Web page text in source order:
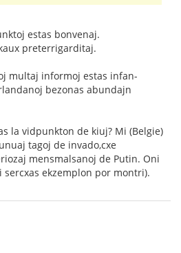
estas bonvenaj.
preterrigarditaj.
multaj informoj estas infan-
bezonas abundajn
la vidpunkton de kiuj? Mi (Belgie)
tagoj de invado,cxe
mensmalsanoj de Putin. Oni
ekzemplon por montri).